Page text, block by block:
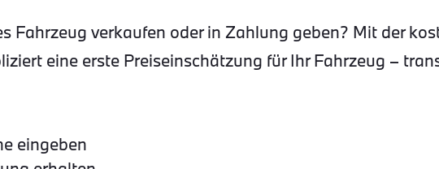
Fahrzeug verkaufen oder in Zahlung geben? Mit der
eine erste Preiseinschätzung für Ihr Fahrzeug –
eingeben